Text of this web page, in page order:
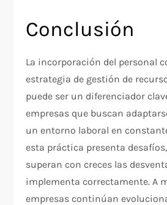
Conclusión
La incorporación del personal
estrategia de gestión de
puede ser un diferenciador
empresas que buscan
un entorno laboral en
esta práctica presenta
superan con creces las
implementa correctamente. A
empresas continúan